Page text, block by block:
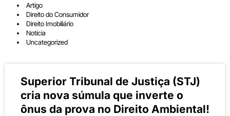
Artigo
Direito do Consumidor
Direito Imobiliário
Notícia
Uncategorized
Superior Tribunal de Justiça (STJ)
cria nova súmula que inverte o
ônus da prova no Direito Ambiental!